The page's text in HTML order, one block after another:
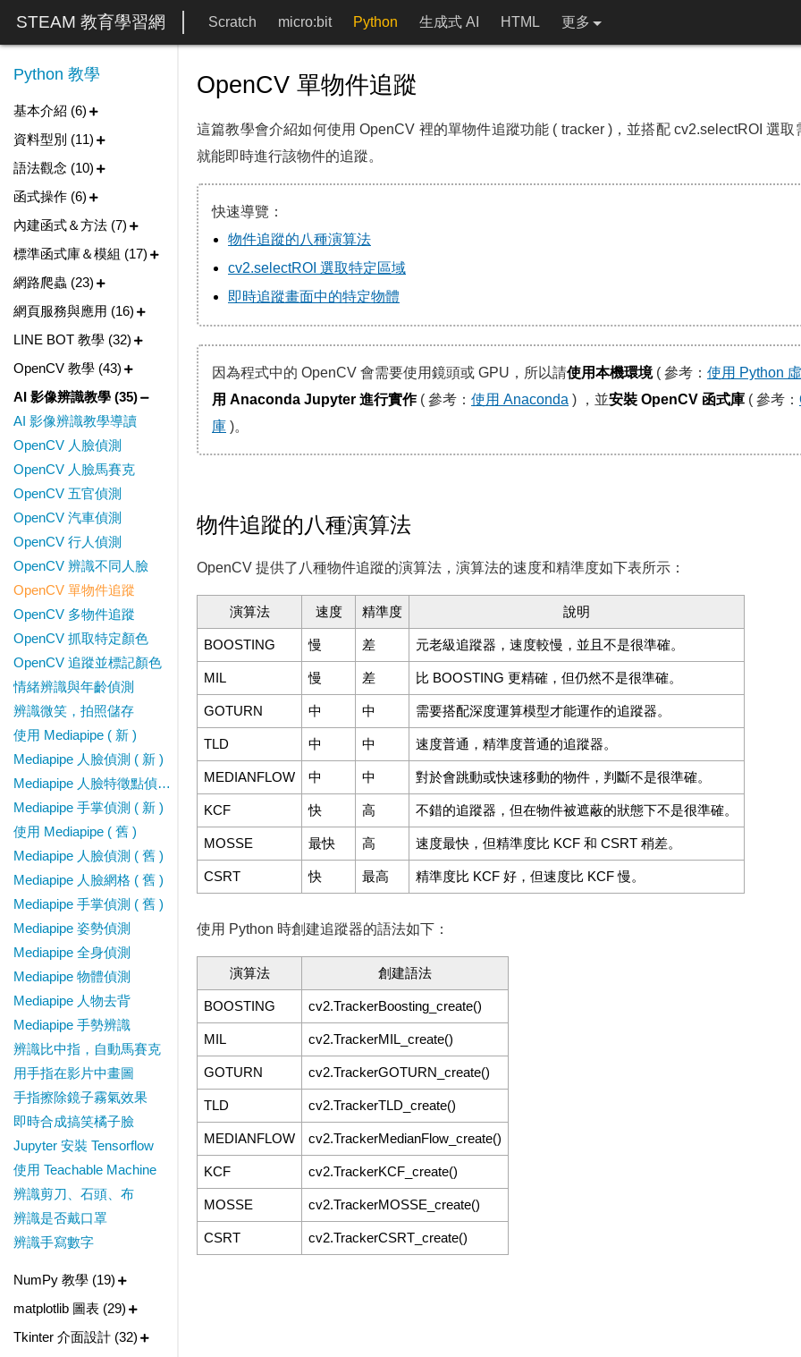
STEAM 教育學習網 Scratch micro:bit Python 生成式 AI HTML 更多
OpenCV 單物件追蹤
這篇教學會介紹如何使用 OpenCV 裡的單物件追蹤功能 ( tracker )，並搭配 cv2.selectROI 選取
就能即時進行該物件的追蹤。
快速導覽：
物件追蹤的八種演算法
cv2.selectROI 選取特定區域
即時追蹤畫面中的特定物體
因為程式中的 OpenCV 會需要使用鏡頭或 GPU，所以請使用本機環境( 參考： 使用 Python
用 Anaconda Jupyter 進行實作( 參考： 使用 Anaconda ) ，並安裝 OpenCV 函式庫 ( 參考：
庫 )。
物件追蹤的八種演算法
OpenCV 提供了八種物件追蹤的演算法，演算法的速度和精準度如下表所示：
演算法 速度 精準度 說明
BOOSTING 慢 差 元老級追蹤器，速度較慢，並且不是很準確。
MIL 慢 差 比 BOOSTING 更精確，但仍然不是很準確。
GOTURN 中 中 需要搭配深度運算模型才能運作的追蹤器。
TLD 中 中 速度普通，精準度普通的追蹤器。
MEDIANFLOW 中 中 對於會跳動或快速移動的物件，判斷不是很準確。
KCF 快 高 不錯的追蹤器，但在物件被遮蔽的狀態下不是很準確。
MOSSE 最快 高 速度最快，但精準度比 KCF 和 CSRT 稍差。
CSRT 快 最高 精準度比 KCF 好，但速度比 KCF 慢。
使用 Python 時創建追蹤器的語法如下：
演算法 創建語法
BOOSTING cv2.TrackerBoosting_create()
MIL cv2.TrackerMIL_create()
GOTURN cv2.TrackerGOTURN_create()
TLD cv2.TrackerTLD_create()
MEDIANFLOW cv2.TrackerMedianFlow_create()
KCF cv2.TrackerKCF_create()
MOSSE cv2.TrackerMOSSE_create()
CSRT cv2.TrackerCSRT_create()
Python 教學
基本介紹 (6)
資料型別 (11)
語法觀念 (10)
函式操作 (6)
內建函式＆方法 (7)
標準函式庫＆模組 (17)
網路爬蟲 (23)
網頁服務與應用 (16)
LINE BOT 教學 (32)
OpenCV 教學 (43)
AI 影像辨識教學 (35)
AI 影像辨識教學導讀
OpenCV 人臉偵測
OpenCV 人臉馬賽克
OpenCV 五官偵測
OpenCV 汽車偵測
OpenCV 行人偵測
OpenCV 辨識不同人臉
OpenCV 單物件追蹤
OpenCV 多物件追蹤
OpenCV 抓取特定顏色
OpenCV 追蹤並標記顏色
情緒辨識與年齡偵測
辨識微笑，拍照儲存
使用 Mediapipe ( 新 )
Mediapipe 人臉偵測 ( 新 )
Mediapipe 人臉特徵點偵測 ( 新 )
Mediapipe 手掌偵測 ( 新 )
使用 Mediapipe ( 舊 )
Mediapipe 人臉偵測 ( 舊 )
Mediapipe 人臉網格 ( 舊 )
Mediapipe 手掌偵測 ( 舊 )
Mediapipe 姿勢偵測
Mediapipe 全身偵測
Mediapipe 物體偵測
Mediapipe 人物去背
Mediapipe 手勢辨識
辨識比中指，自動馬賽克
用手指在影片中畫圖
手指擦除鏡子霧氣效果
即時合成搞笑橘子臉
Jupyter 安裝 Tensorflow
使用 Teachable Machine
辨識剪刀、石頭、布
辨識是否戴口罩
辨識手寫數字
NumPy 教學 (19)
matplotlib 圖表 (29)
Tkinter 介面設計 (32)